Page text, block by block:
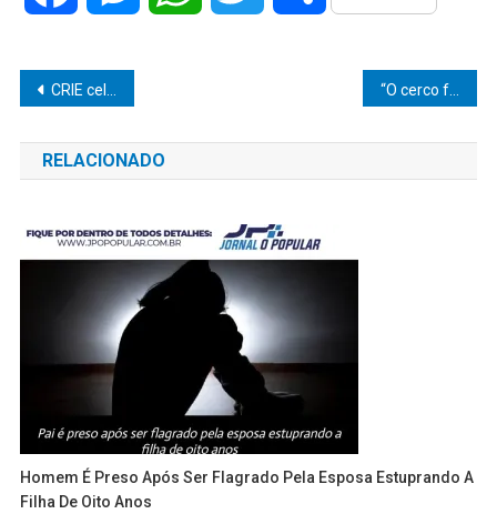
Navegação
de
Post
CRIE celebra 5 anos de cuidado, desenvolvimento e transformação de vidas “O cerco fechou”: Polícia Rodoviária apreende quase R$ 20 mil em mercadorias do Paraguai na SP-327
RELACIONADO
Homem É Preso Após Ser Flagrado Pela Esposa Estuprando A
Filha De Oito Anos